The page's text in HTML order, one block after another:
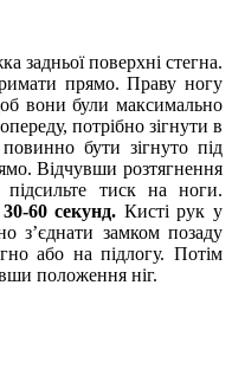
задньої поверхні стегна.
прямо. Праву ногу
вони були максимально
потрібно зігнути в
бути зігнуто під
Відчувши розтягнення
підсильте тиск на ноги.
60 секунд. Кисті рук у
з’єднати замком позаду
або на підлогу. Потім
положення ніг.